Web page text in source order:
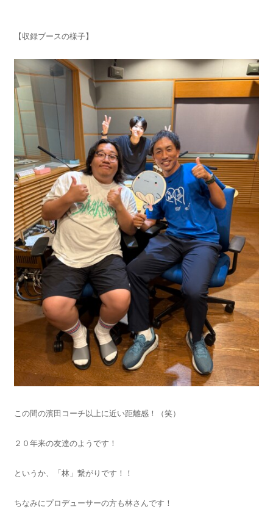
【収録ブースの様子】
この間の濱田コーチ以上に近い距離感！（笑）
２０年来の友達のようです！
というか、「林」繋がりです！！
ちなみにプロデューサーの方も林さんです！